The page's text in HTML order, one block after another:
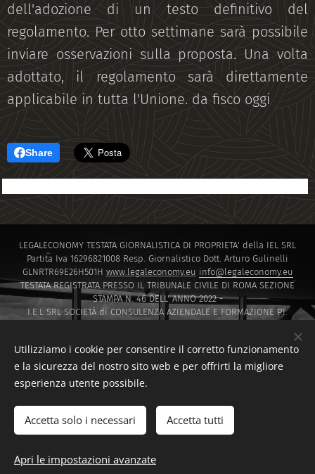
dell'adozione di un testo definitivo del
regolamento. Per otto settimane sarà possibile
inviare osservazioni sulla proposta. Una volta
adottato, il regolamento sarà direttamente
applicabile in tutta l'Unione. da fisco oggi
Share
LEGALECONOMY TESTATA GIORNALISTICA DI PROPRIETA' della IEL SRL
Partita Iva 16296821008 Resp. Giornalistico Dott. Arturo Gulinelli
GLNRTR69E26H501H www.legaleconomy.eu info@legaleconomy.eu
TESTATA REGISTRATA PRESSO IL TRIBUNALE CIVILE DI ROMA SEZIONE
STAMPA N. 46 DELL' ANNO 2022 -
I.E.L SRL SOCIETÀ di CONSULENZA AZIENDALE E FORMAZIONE P.I.
I.E.L. SRL SOCIETÀ di Capitali ISCRITTA PRESSO LA CAMERA DI COMMERCIO
Via Montello 30 00195 Roma
Sito creato da F.D.T CONSULTING di Francesco Di Tommaso
F.D.T. CONSULTING DI FRANCESCO DI TOMMASO
Italiano
Utilizziamo i cookie per consentire il corretto funzionamento
e la sicurezza del nostro sito web e per offrirti la migliore
esperienza utente possibile.
Accetta solo i necessari Accetta tutti
Apri le impostazioni avanzate